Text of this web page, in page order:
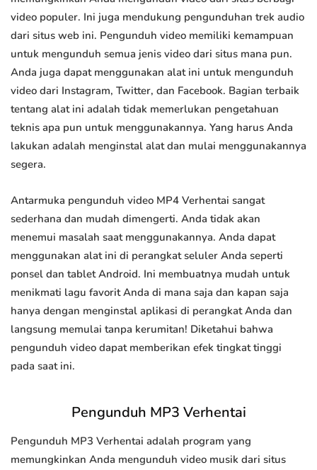
video populer. Ini juga mendukung pengunduhan trek audio
dari situs web ini. Pengunduh video memiliki kemampuan
untuk mengunduh semua jenis video dari situs mana pun.
Anda juga dapat menggunakan alat ini untuk mengunduh
video dari Instagram, Twitter, dan Facebook. Bagian terbaik
tentang alat ini adalah tidak memerlukan pengetahuan
teknis apa pun untuk menggunakannya. Yang harus Anda
lakukan adalah menginstal alat dan mulai menggunakannya
segera.
Antarmuka pengunduh video MP4 Verhentai sangat
sederhana dan mudah dimengerti. Anda tidak akan
menemui masalah saat menggunakannya. Anda dapat
menggunakan alat ini di perangkat seluler Anda seperti
ponsel dan tablet Android. Ini membuatnya mudah untuk
menikmati lagu favorit Anda di mana saja dan kapan saja
hanya dengan menginstal aplikasi di perangkat Anda dan
langsung memulai tanpa kerumitan! Diketahui bahwa
pengunduh video dapat memberikan efek tingkat tinggi
pada saat ini.
Pengunduh MP3 Verhentai
Pengunduh MP3 Verhentai adalah program yang
memungkinkan Anda mengunduh video musik dari situs